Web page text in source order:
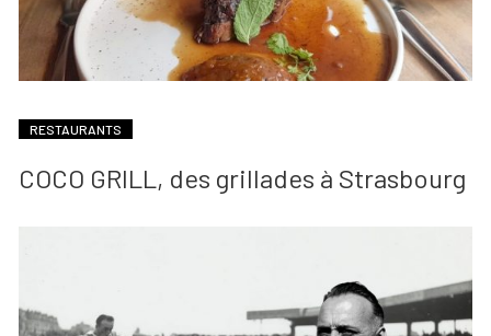
RESTAURANTS
COCO GRILL, des grillades à Strasbourg